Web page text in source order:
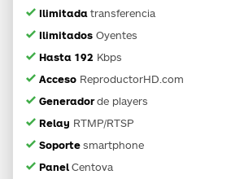
Ilimitada transferencia
Ilimitados Oyentes
Hasta 192 Kbps
Acceso ReproductorHD.com
Generadorde players
Relay RTMP/RTSP
Soporte smartphone
Panel Centova